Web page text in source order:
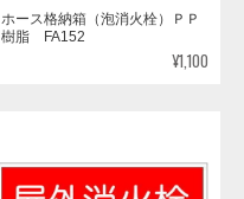
ホース格納箱（泡消火栓）ＰＰ
樹脂 FA152
¥1,100